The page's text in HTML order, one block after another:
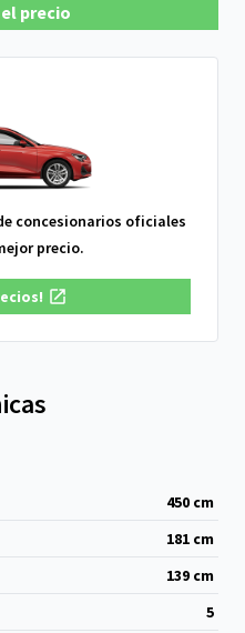
precio
concesionarios oficiales
precio.
450 cm
181 cm
139 cm
5